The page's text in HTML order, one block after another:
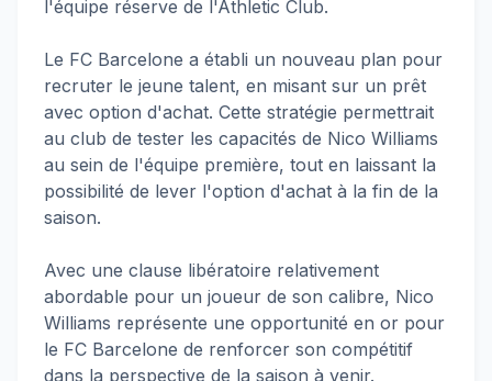
l'équipe réserve de l'Athletic Club.
Le FC Barcelone a établi un nouveau plan pour
recruter le jeune talent, en misant sur un prêt
avec option d'achat. Cette stratégie permettrait
au club de tester les capacités de Nico Williams
au sein de l'équipe première, tout en laissant la
possibilité de lever l'option d'achat à la fin de la
saison.
Avec une clause libératoire relativement
abordable pour un joueur de son calibre, Nico
Williams représente une opportunité en or pour
le FC Barcelone de renforcer son compétitif
dans la perspective de la saison à venir.